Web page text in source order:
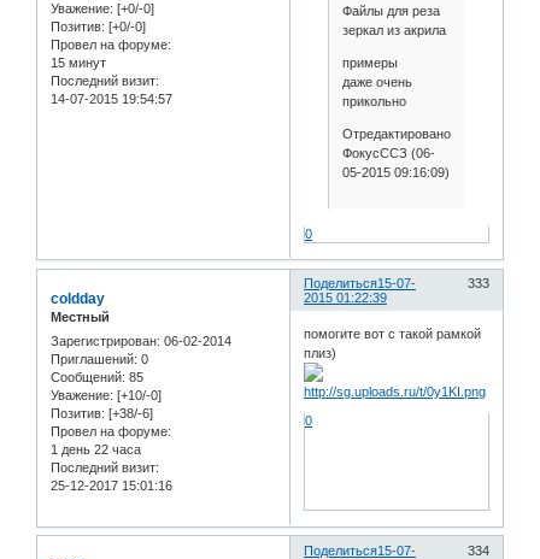
Уважение: [+0/-0]
Позитив: [+0/-0]
Провел на форуме:
15 минут
Последний визит:
14-07-2015 19:54:57
Файлы для реза
зеркал из акрила
примеры
даже очень
прикольно
Отредактировано
ФокусССЗ (06-
05-2015 09:16:09)
0
Поделиться 333
15-07-
2015 01:22:39
coldday
Местный
Зарегистрирован: 06-02-2014
Приглашений: 0
Сообщений: 85
Уважение: [+10/-0]
Позитив: [+38/-6]
Провел на форуме:
1 день 22 часа
Последний визит:
25-12-2017 15:01:16
помогите вот с такой рамкой
плиз)
0
Поделиться 334
15-07-